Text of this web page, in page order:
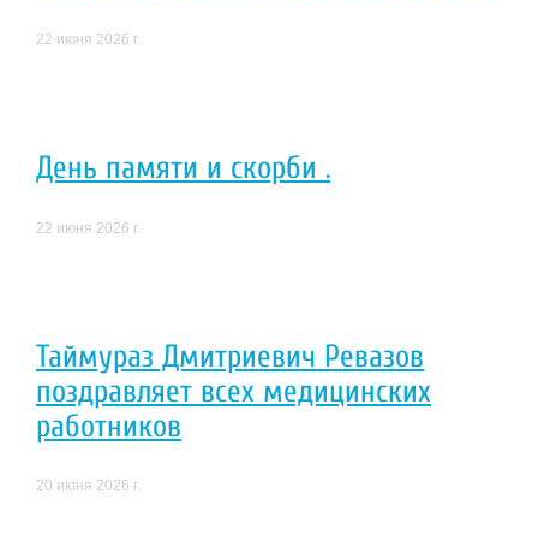
22 июня 2026 г.
День памяти и скорби .
22 июня 2026 г.
Таймураз Дмитриевич Ревазов
поздравляет всех медицинских
работников
20 июня 2026 г.